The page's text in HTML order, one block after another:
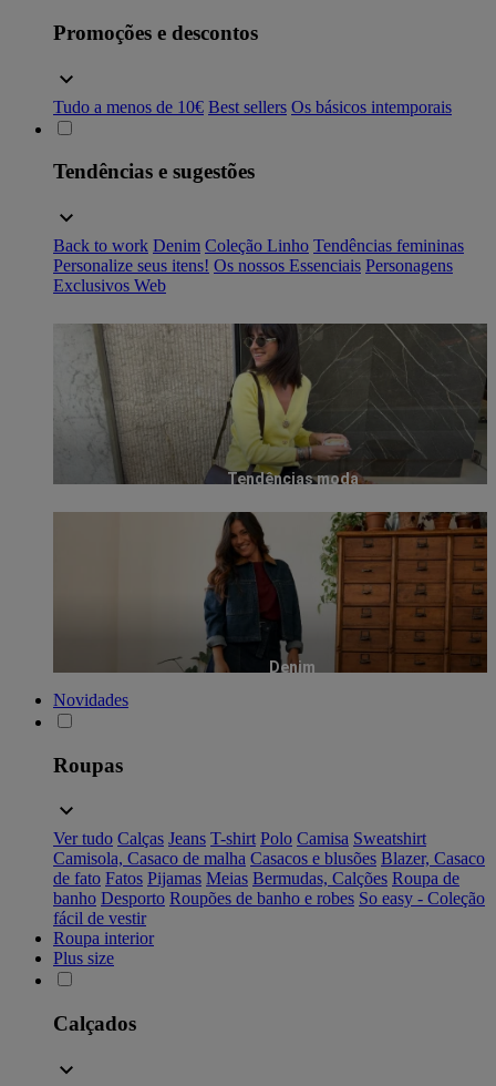
Promoções e descontos
Tudo a menos de 10€ Best sellers Os básicos intemporais
Tendências e sugestões
Back to work Denim Coleção Linho Tendências femininas
Personalize seus itens! Os nossos Essenciais Personagens
Exclusivos Web
Tendências moda
Denim
Novidades
Roupas
Ver tudo Calças Jeans T-shirt Polo Camisa Sweatshirt
Camisola, Casaco de malha Casacos e blusões Blazer, Casaco
de fato Fatos Pijamas Meias Bermudas, Calções Roupa de
banho Desporto Roupões de banho e robes So easy - Coleção
fácil de vestir
Roupa interior
Plus size
Calçados